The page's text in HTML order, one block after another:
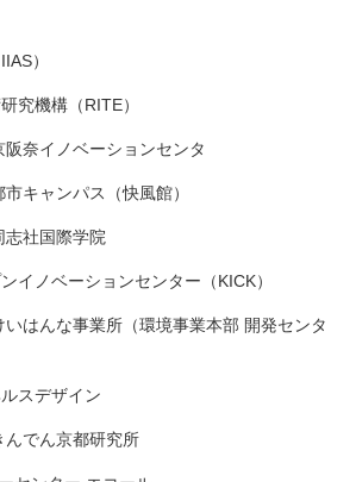
）
究機構（RITE）
奈イノベーションセンタ
キャンパス（快風館）
志社国際学院
イノベーションセンター（KICK）
いはんな事業所（環境事業本部 開発センタ
スデザイン
んでん京都研究所